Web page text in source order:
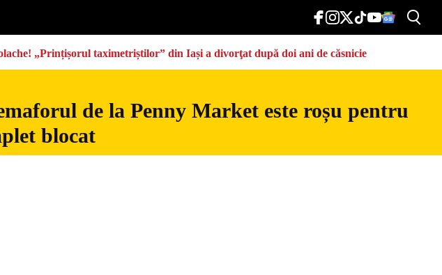
„Prințișorul taximetriștilor” din Iași a divorţat după doi ani de căsnicie
de la Penny Market este roșu pentru
blocat